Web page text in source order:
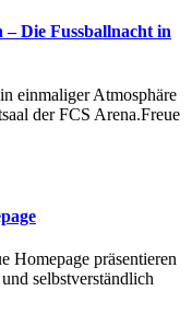
Die Fussballnacht in
einmaliger Atmosphäre
der FCS Arena.Freue
Homepage präsentieren
selbstverständlich